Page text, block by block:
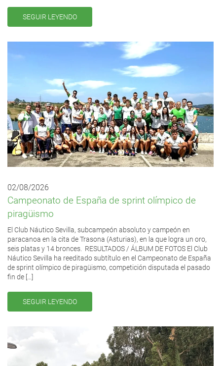
SEGUIR LEYENDO
02/08/2026
Campeonato de España de sprint olímpico de
piragüismo
El Club Náutico Sevilla, subcampeón absoluto y campeón en
paracanoa en la cita de Trasona (Asturias), en la que logra un oro,
seis platas y 14 bronces. RESULTADOS / ÁLBUM DE FOTOS El Club
Náutico Sevilla ha reeditado subtítulo en el Campeonato de España
de sprint olímpico de piragüismo, competición disputada el pasado
fin de […]
SEGUIR LEYENDO